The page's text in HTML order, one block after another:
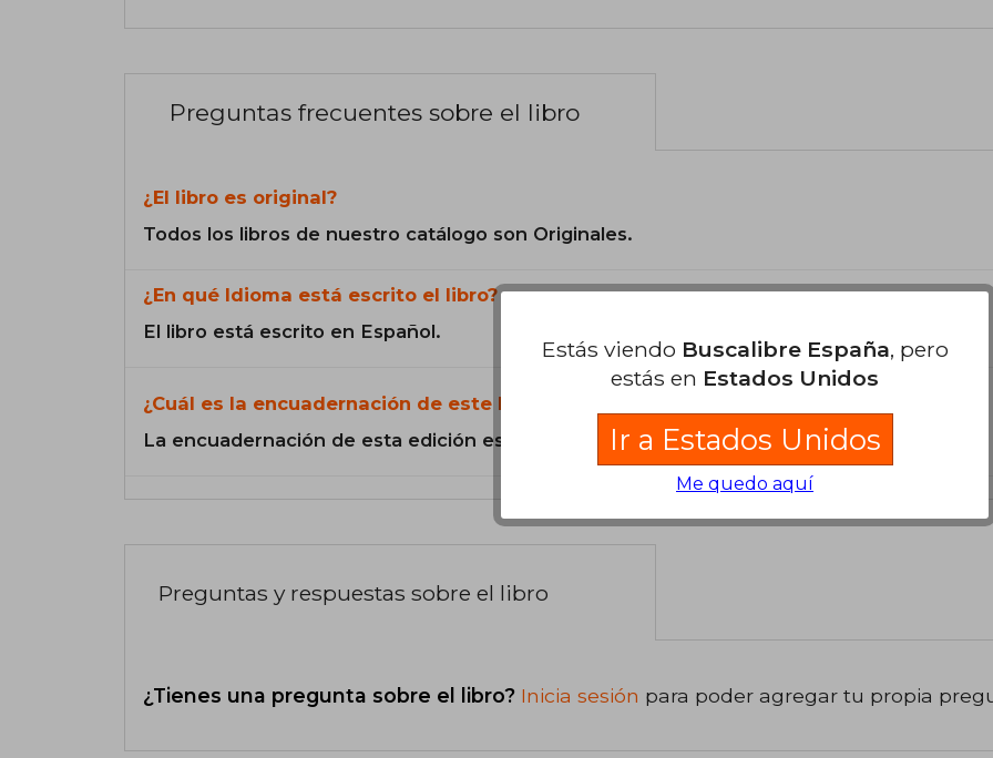
Preguntas frecuentes sobre el libro
¿El libro es original?
Todos los libros de nuestro catálogo son Originales.
¿En qué Idioma está escrito el libro?
El libro está escrito en Español.
¿Cuál es la encuadernación de este libro?
La encuadernación de esta edición es Tapa Blanda.
Preguntas y respuestas sobre el libro
¿Tienes una pregunta sobre el libro? Inicia sesión para poder agregar tu propia
Estás viendo Buscalibre España, pero
estás en Estados Unidos
Ir a Estados Unidos
Me quedo aquí